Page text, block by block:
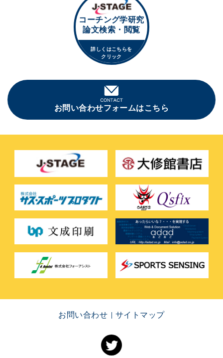
コーチング学研究
論文検索・閲覧
詳しくはこちらを
クリック
お問い合わせフォームはこちら
お問い合わせ サイトマップ